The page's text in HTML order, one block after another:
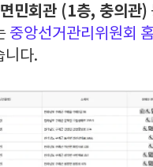
민회관 (1층, 충의관)
중앙선거관리위원회
니다.